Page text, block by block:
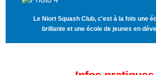
Le Niort Squash Club, c'est à la fois une
brillante et une école de jeunes en